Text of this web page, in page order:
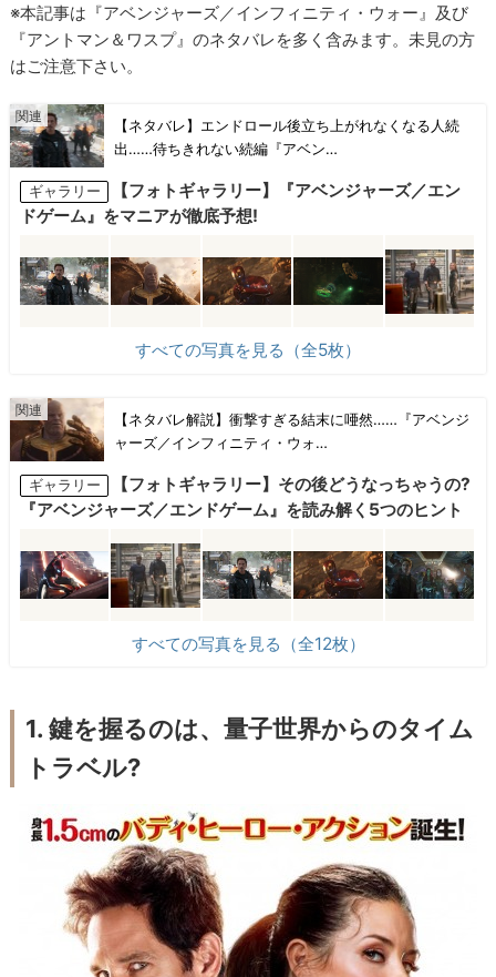
※本記事は『アベンジャーズ／インフィニティ・ウォー』及び
『アントマン＆ワスプ』のネタバレを多く含みます。未見の方
はご注意下さい。
【ネタバレ】エンドロール後立ち上がれなくなる人続
出……待ちきれない続編『アベン…
ギャラリー
【フォトギャラリー】『アベンジャーズ／エン
ドゲーム』をマニアが徹底予想!
すべての写真を見る（全5枚）
【ネタバレ解説】衝撃すぎる結末に唖然……『アベンジ
ャーズ／インフィニティ・ウォ…
ギャラリー
【フォトギャラリー】その後どうなっちゃうの?
『アベンジャーズ／エンドゲーム』を読み解く5つのヒント
すべての写真を見る（全12枚）
1. 鍵を握るのは、量子世界からのタイム
トラベル?